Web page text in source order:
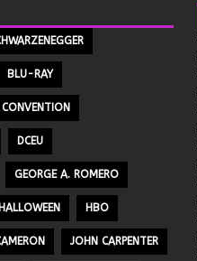
BLU-RAY
CONVENTION
DCEU
GEORGE A. ROMERO
HALLOWEEN HBO
JOHN CARPENTER